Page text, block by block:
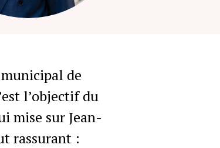
de
l’objectif du
mise sur Jean-
rassurant :